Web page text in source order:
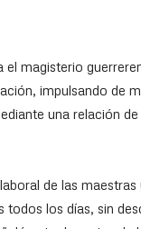
magisterio
impulsando de
una relación
de las
los días, sin